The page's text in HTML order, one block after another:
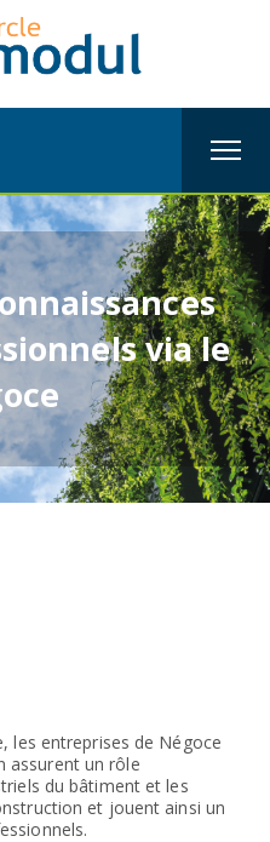
via le
les entreprises de Négoce
assurent un rôle
du bâtiment et les
et jouent ainsi un